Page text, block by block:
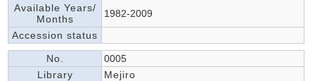
Available Years/
Months
1982-2009
Accession status
No.
0005
Library
Mejiro